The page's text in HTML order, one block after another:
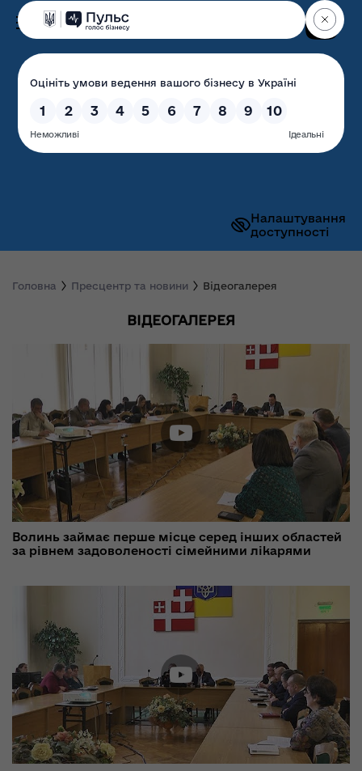
Налаштування
доступності
Волинська обласна
державна адміністрація
Головна Пресцентр та новини Відеогалерея
ВІДЕОГАЛЕРЕЯ
Волинь займає перше місце серед інших областей
за рівнем задоволеності сімейними лікарями